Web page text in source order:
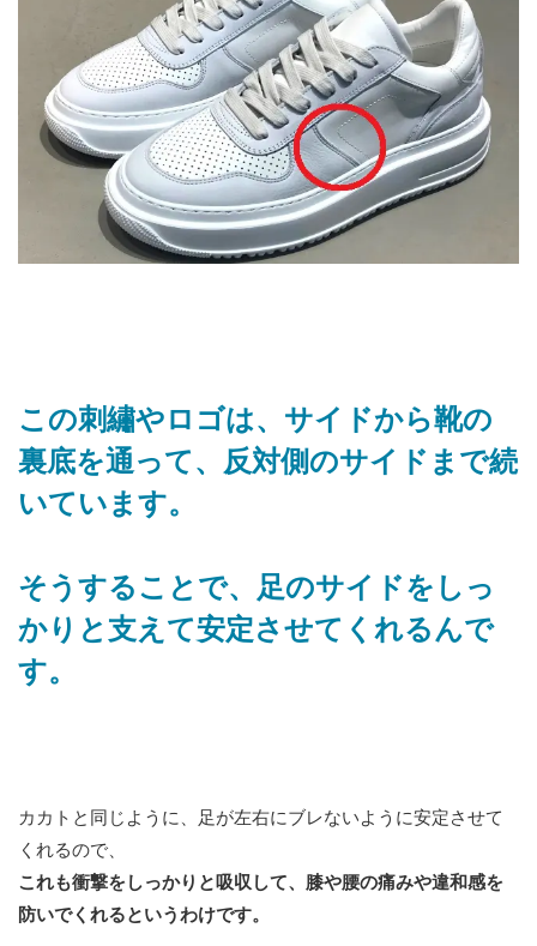
この刺繡やロゴは、サイドから靴の
裏底を通って、反対側のサイドまで続
いています。
そうすることで、足のサイドをしっ
かりと支えて安定させてくれるんで
す。
カカトと同じように、足が左右にブレないように安定させて
くれるので、
これも衝撃をしっかりと吸収して、膝や腰の痛みや違和感を
防いでくれるというわけです。